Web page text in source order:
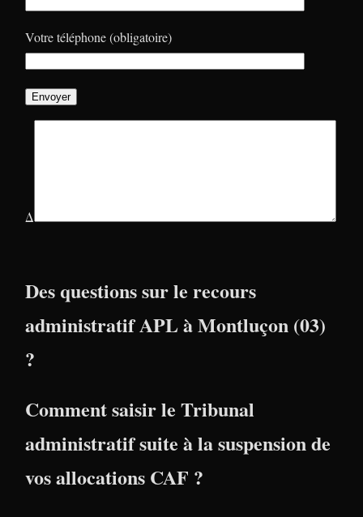
Votre téléphone (obligatoire)
Δ
Des questions sur le recours
administratif APL à Montluçon (03)
?
Comment saisir le Tribunal
administratif suite à la suspension de
vos allocations CAF ?